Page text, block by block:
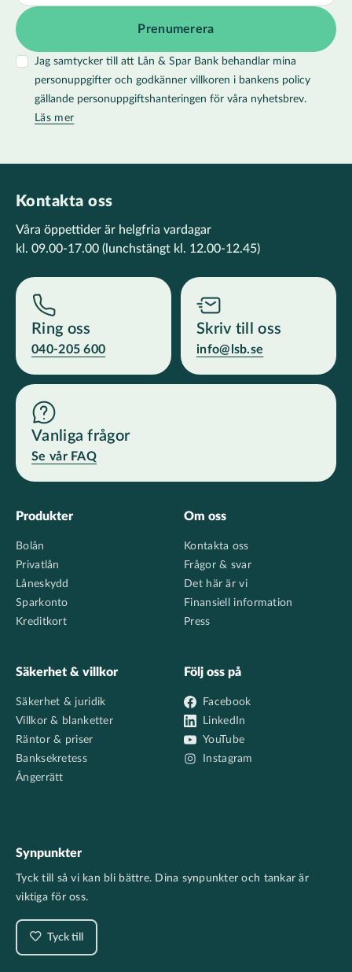
Jag samtycker till att Lån & Spar Bank behandlar mina
personuppgifter och godkänner villkoren i bankens policy
gällande personuppgiftshanteringen för våra nyhetsbrev.
Läs mer
Kontakta oss
Våra öppettider är helgfria vardagar
kl. 09.00-17.00 (lunchstängt kl. 12.00-12.45)
Ring oss
040-205 600
Skriv till oss
info@lsb.se
Vanliga frågor
Se vår FAQ
Footer
Produkter
Bolån
Privatlån
Låneskydd
Sparkonto
Kreditkort
Om oss
Kontakta oss
Frågor & svar
Det här är vi
Finansiell information
Press
Säkerhet & villkor
Säkerhet & juridik
Villkor & blanketter
Räntor & priser
Banksekretess
Ångerrätt
Följ oss på
Facebook
LinkedIn
YouTube
Instagram
Synpunkter
Tyck till så vi kan bli bättre. Dina synpunkter och tankar är
viktiga för oss.
Tyck till